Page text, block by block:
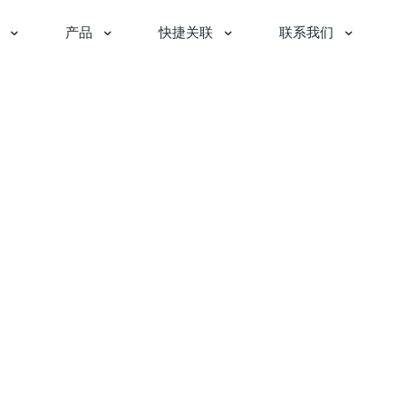
产品 快捷关联 联系我们